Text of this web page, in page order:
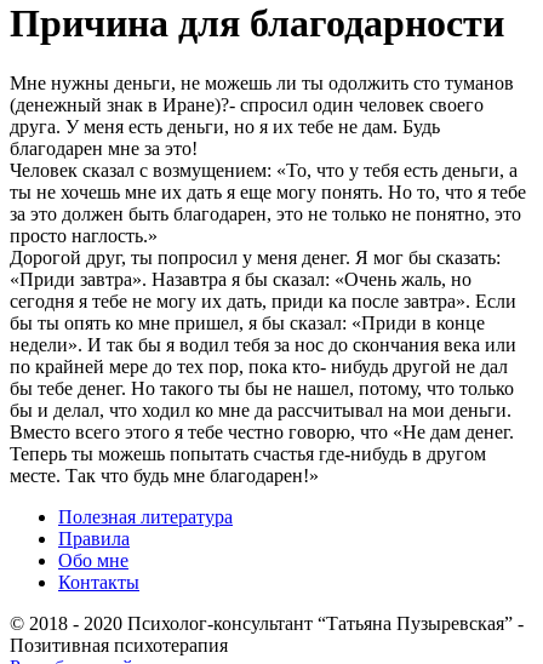
Причина для благодарности
Мне нужны деньги, не можешь ли ты одолжить сто туманов
(денежный знак в Иране)?- спросил один человек своего
друга. У меня есть деньги, но я их тебе не дам. Будь
благодарен мне за это!
Человек сказал с возмущением: «То, что у тебя есть деньги, а
ты не хочешь мне их дать я еще могу понять. Но то, что я тебе
за это должен быть благодарен, это не только не понятно, это
просто наглость.»
Дорогой друг, ты попросил у меня денег. Я мог бы сказать:
«Приди завтра». Назавтра я бы сказал: «Очень жаль, но
сегодня я тебе не могу их дать, приди ка после завтра». Если
бы ты опять ко мне пришел, я бы сказал: «Приди в конце
недели». И так бы я водил тебя за нос до скончания века или
по крайней мере до тех пор, пока кто- нибудь другой не дал
бы тебе денег. Но такого ты бы не нашел, потому, что только
бы и делал, что ходил ко мне да рассчитывал на мои деньги.
Вместо всего этого я тебе честно говорю, что «Не дам денег.
Теперь ты можешь попытать счастья где-нибудь в другом
месте. Так что будь мне благодарен!»
Полезная литература
Правила
Обо мне
Контакты
© 2018 - 2020 Психолог-консультант “Татьяна Пузыревская” -
Позитивная психотерапия